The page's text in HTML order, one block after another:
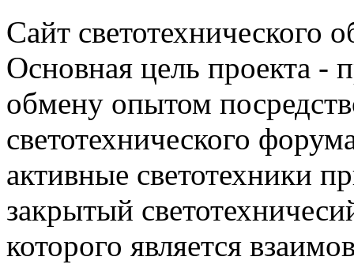
Сайт светотехнического
Основная цель проекта -
обмену опытом
светотехнического
активные светотехники
закрытый
которого является